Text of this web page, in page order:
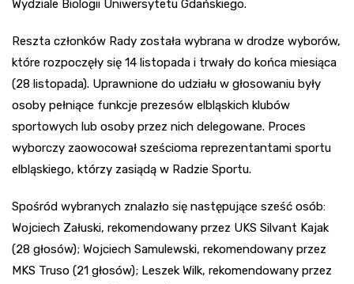
Wydziale Biologii Uniwersytetu Gdańskiego.
Reszta członków Rady została wybrana w drodze wyborów,
które rozpoczęły się 14 listopada i trwały do końca miesiąca
(28 listopada). Uprawnione do udziału w głosowaniu były
osoby pełniące funkcje prezesów elbląskich klubów
sportowych lub osoby przez nich delegowane. Proces
wyborczy zaowocował sześcioma reprezentantami sportu
elbląskiego, którzy zasiądą w Radzie Sportu.
Spośród wybranych znalazło się następujące sześć osób:
Wojciech Załuski, rekomendowany przez UKS Silvant Kajak
(28 głosów); Wojciech Samulewski, rekomendowany przez
MKS Truso (21 głosów); Leszek Wilk, rekomendowany przez